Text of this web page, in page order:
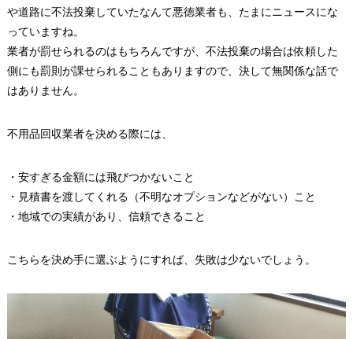
や道路に不法投棄していたなんて悪徳業者も、たまにニュースにな
っていますね。
業者が罰せられるのはもちろんですが、不法投棄の場合は依頼した
側にも罰則が課せられることもありますので、決して無関係な話で
はありません。
不用品回収業者を決める際には、
・安すぎる金額には飛びつかないこと
・見積書を渡してくれる（不明なオプションなどがない）こと
・地域での実績があり、信頼できること
こちらを決め手に選ぶようにすれば、失敗は少ないでしょう。